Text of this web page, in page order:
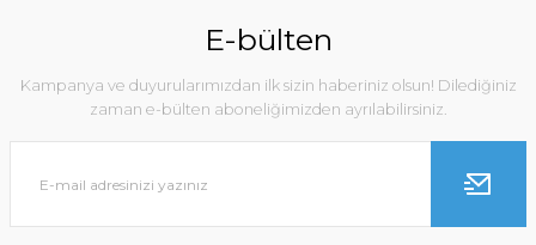
E-bülten
Kampanya ve duyurularımızdan ilk sizin haberiniz olsun! Dilediğiniz
zaman e-bülten aboneliğimizden ayrılabilirsiniz.